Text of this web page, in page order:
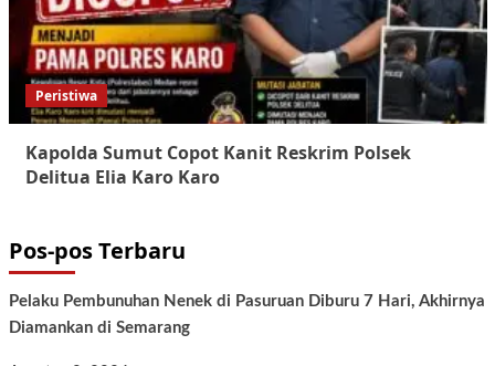
Peristiwa
Kapolda Sumut Copot Kanit Reskrim Polsek
Delitua Elia Karo Karo
Pos-pos Terbaru
Pelaku Pembunuhan Nenek di Pasuruan Diburu 7 Hari, Akhirnya
Diamankan di Semarang